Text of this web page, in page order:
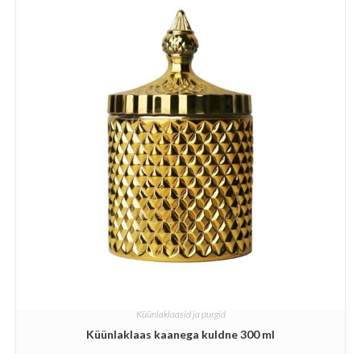
Küünlaklaasid ja purgid
Küünlaklaas kaanega kuldne 300 ml